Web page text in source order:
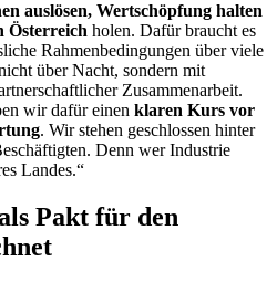
auslösen, Wertschöpfung halten
Österreich holen. Dafür braucht es
Rahmenbedingungen über viele
über Nacht, sondern mit
Zusammenarbeit.
wir dafür einen klaren Kurs vor
. Wir stehen geschlossen hinter
Denn wer Industrie
Landes.“
Pakt für den